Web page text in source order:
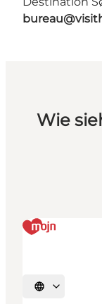
Wie
Sprache